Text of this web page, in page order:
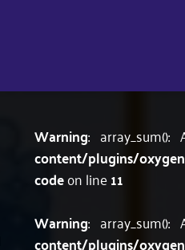
Warning:
content/plugins/
codeon line11
Warning:
content/plugins/